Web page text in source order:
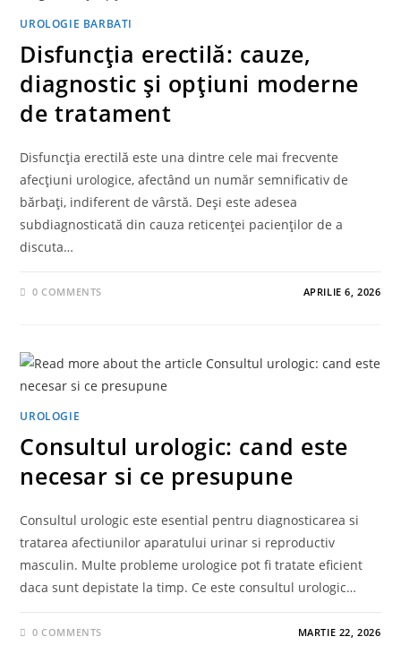
UROLOGIE BARBATI
Disfuncția erectilă: cauze,
diagnostic și opțiuni moderne
de tratament
Disfuncția erectilă este una dintre cele mai frecvente
afecțiuni urologice, afectând un număr semnificativ de
bărbați, indiferent de vârstă. Deși este adesea
subdiagnosticată din cauza reticenței pacienților de a
discuta…
0 COMMENTS APRILIE 6, 2026
UROLOGIE
Consultul urologic: cand este
necesar si ce presupune
Consultul urologic este esential pentru diagnosticarea si
tratarea afectiunilor aparatului urinar si reproductiv
masculin. Multe probleme urologice pot fi tratate eficient
daca sunt depistate la timp. Ce este consultul urologic…
0 COMMENTS MARTIE 22, 2026